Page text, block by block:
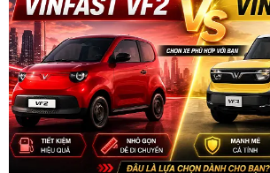
So Sánh VinFast VF2 Với VinFast